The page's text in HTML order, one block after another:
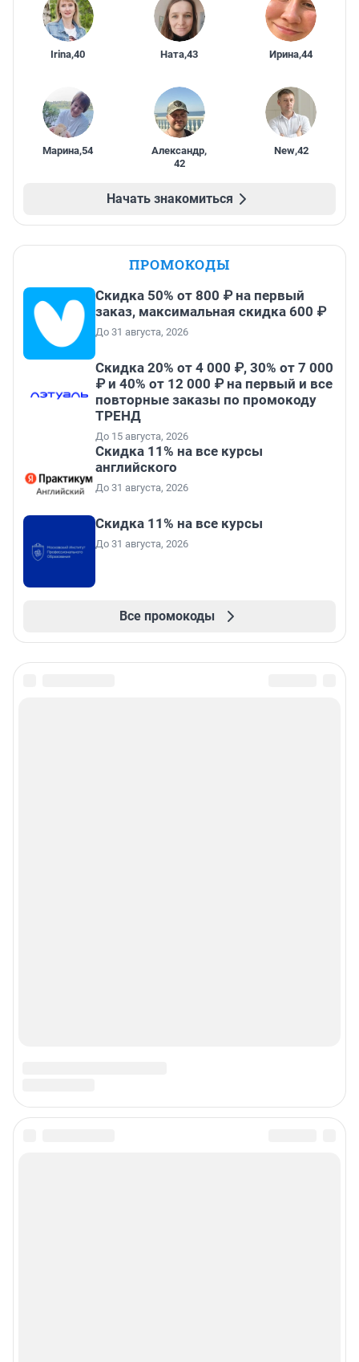
Irina,40 Ната,43 Ирина,44
Марина,54 Александр,
42
New,42
Начать знакомиться
ПРОМОКОДЫ
Скидка 50% от 800 ₽ на первый
заказ, максимальная скидка 600 ₽
До 31 августа, 2026
Скидка 20% от 4 000 ₽, 30% от 7 000
₽ и 40% от 12 000 ₽ на первый и все
повторные заказы по промокоду
ТРЕНД
До 15 августа, 2026
Скидка 11% на все курсы
английского
До 31 августа, 2026
Скидка 11% на все курсы
До 31 августа, 2026
Все промокоды